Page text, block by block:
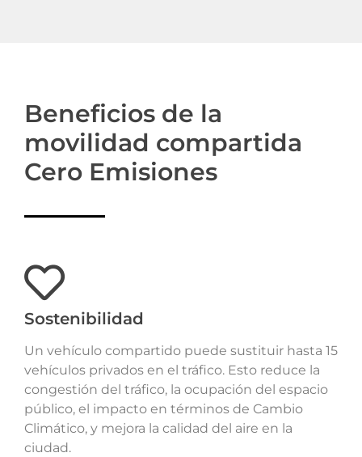
Beneficios de la
movilidad compartida
Cero Emisiones
Sostenibilidad
Un vehículo compartido puede sustituir hasta 15
vehículos privados en el tráfico. Esto reduce la
congestión del tráfico, la ocupación del espacio
público, el impacto en términos de Cambio
Climático, y mejora la calidad del aire en la
ciudad.